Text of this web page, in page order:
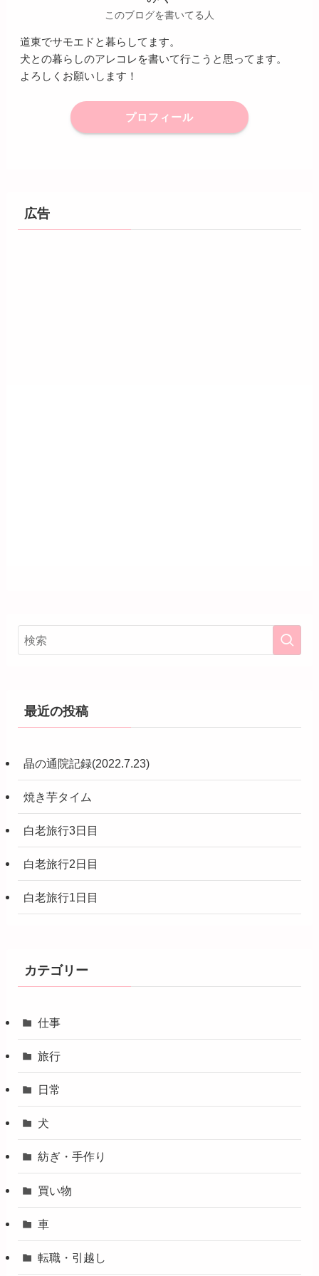
このブログを書いてる人
道東でサモエドと暮らしてます。
犬との暮らしのアレコレを書いて行こうと思ってます。
よろしくお願いします！
プロフィール
広告
最近の投稿
晶の通院記録(2022.7.23)
焼き芋タイム
白老旅行3日目
白老旅行2日目
白老旅行1日目
カテゴリー
仕事
旅行
日常
犬
紡ぎ・手作り
買い物
車
転職・引越し